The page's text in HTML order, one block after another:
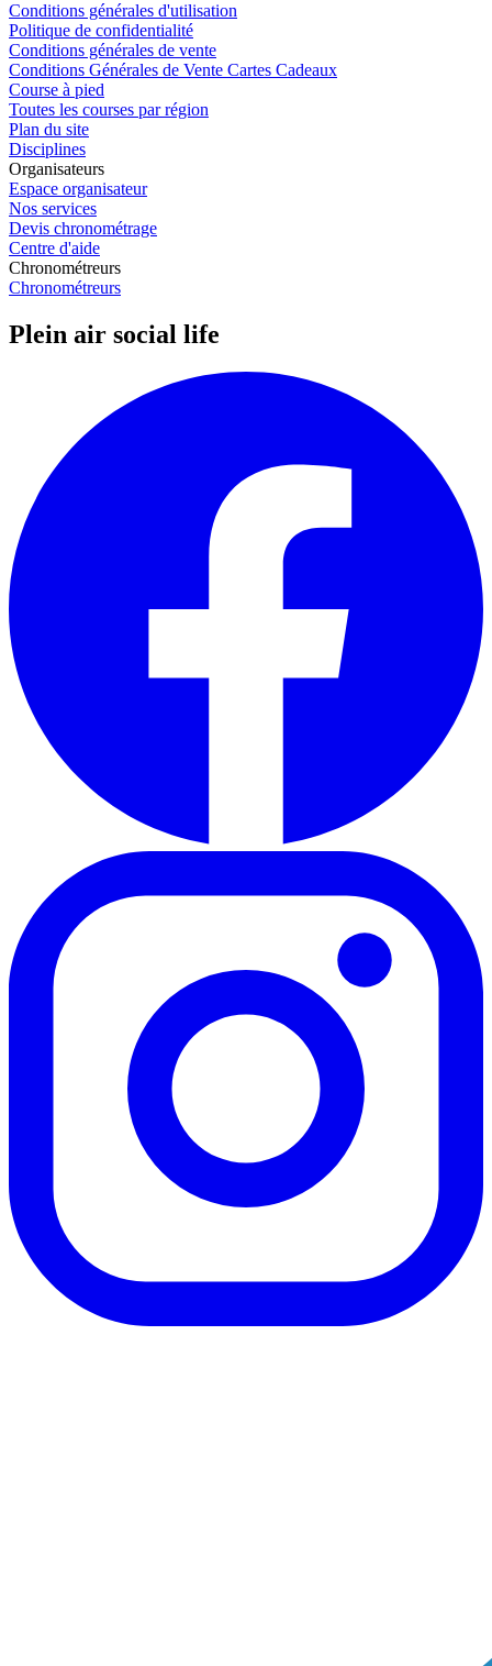
Conditions générales d'utilisation
Politique de confidentialité
Conditions générales de vente
Conditions Générales de Vente Cartes Cadeaux
Course à pied
Toutes les courses par région
Plan du site
Disciplines
Organisateurs
Espace organisateur
Nos services
Devis chronométrage
Centre d'aide
Chronométreurs
Chronométreurs
Plein air social life